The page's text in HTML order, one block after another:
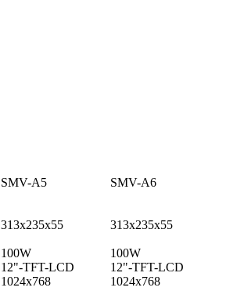
SMV-A5 SMV-A6
313x235x55
313x235x55
100W
100W
12"-TFT-LCD
12"-TFT-LCD
1024x768
1024x768